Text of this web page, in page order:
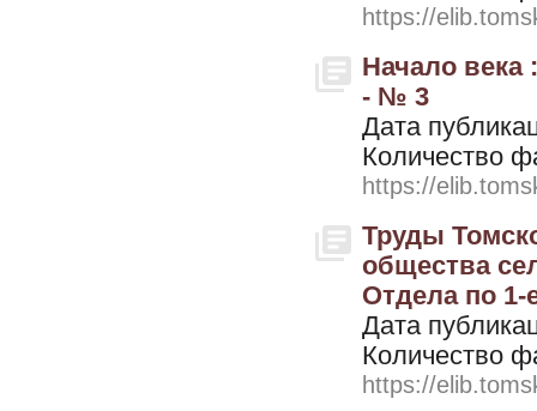
https://
Начало века
- № 3
Дата
Количество
https://
Труды
общества
Отдела по 1-
Дата
Количество
https://